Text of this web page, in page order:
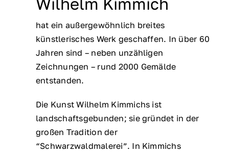
hat ein außergewöhnlich breites
künstlerisches Werk geschaffen. In über 60
Jahren sind – neben unzähligen
Zeichnungen – rund 2000 Gemälde
entstanden.
Die Kunst Wilhelm Kimmichs ist
landschaftsgebunden; sie gründet in der
großen Tradition der
“Schwarzwaldmalerei”. In Kimmichs